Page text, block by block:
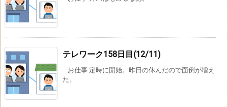
テレワーク158日目(12/11)
お仕事 定時に開始。昨日の休んだので面倒が増え
た。